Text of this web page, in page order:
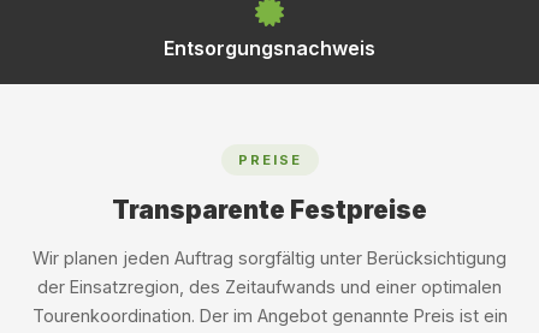
Entsorgungsnachweis
PREISE
Transparente Festpreise
Wir planen jeden Auftrag sorgfältig unter Berücksichtigung
der Einsatzregion, des Zeitaufwands und einer optimalen
Tourenkoordination. Der im Angebot genannte Preis ist ein